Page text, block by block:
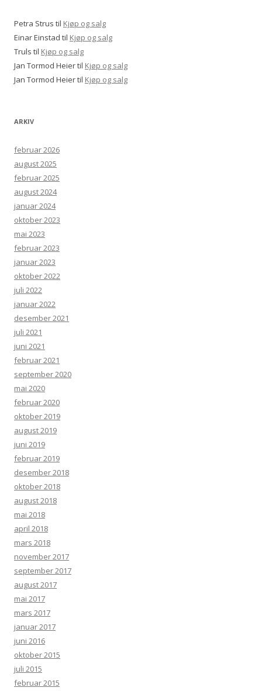
Petra Strus til Kjøp og salg
Einar Einstad til Kjøp og salg
Truls til Kjøp og salg
Jan Tormod Heiertil Kjøp og salg
Jan Tormod Heiertil Kjøp og salg
ARKIV
februar 2026
august 2025
februar 2025
august 2024
januar 2024
oktober 2023
mai 2023
februar 2023
januar 2023
oktober 2022
juli 2022
januar 2022
desember 2021
juli 2021
juni 2021
februar 2021
september 2020
mai 2020
februar 2020
oktober 2019
august 2019
juni 2019
februar 2019
desember 2018
oktober 2018
august 2018
mai 2018
april 2018
mars 2018
november 2017
september 2017
august 2017
mai 2017
mars 2017
januar 2017
juni 2016
oktober 2015
juli 2015
februar 2015